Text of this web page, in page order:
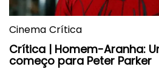
Cinema Crítica
Crítica | Homem-Aranha:
começo para Peter Parker